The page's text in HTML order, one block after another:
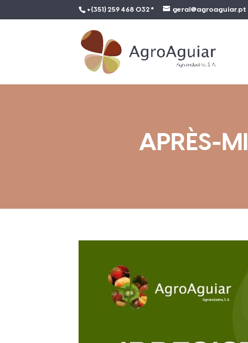
+(351) 259 468 032 * geral@agroaguiar.pt
APRÈS-